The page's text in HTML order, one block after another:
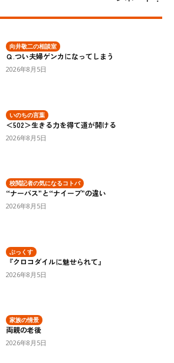
向井敬二の相談室
Ｑ.つい夫婦ゲンカになってしまう
2026年8月5日
いのちの言葉
＜502＞生きる力を得て道が開ける
2026年8月5日
校閲記者の気になるコトバ
“ナーバス”と“ナイーブ”の違い
2026年8月5日
ぶっくす
『クロコダイルに魅せられて』
2026年8月5日
家族の情景
両親の老後
2026年8月5日